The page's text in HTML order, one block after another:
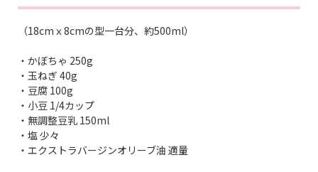
（18cmｘ8cmの型一台分、約500ml）
・かぼちゃ 250g
・玉ねぎ 40g
・豆腐 100g
・小豆 1/4カップ
・無調整豆乳 150ml
・塩 少々
・エクストラバージンオリーブ油 適量